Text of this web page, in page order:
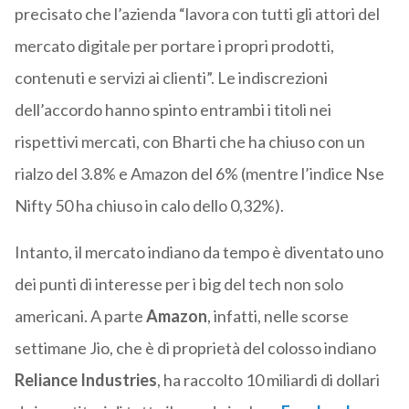
precisato che l’azienda “lavora con tutti gli attori del
mercato digitale per portare i propri prodotti,
contenuti e servizi ai clienti”. Le indiscrezioni
dell’accordo hanno spinto entrambi i titoli nei
rispettivi mercati, con Bharti che ha chiuso con un
rialzo del 3.8% e Amazon del 6% (mentre l’indice Nse
Nifty 50 ha chiuso in calo dello 0,32%).
Intanto, il mercato indiano da tempo è diventato uno
dei punti di interesse per i big del tech non solo
americani. A parteAmazon, infatti, nelle scorse
settimane Jio, che è di proprietà del colosso indiano
Reliance Industries, ha raccolto 10 miliardi di dollari